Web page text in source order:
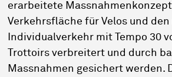
erarbeitete
Verkehrsfläche für Velos und
Individualverkehr mit Tempo 30
Trottoirs verbreitert und durch
Massnahmen gesichert werden.